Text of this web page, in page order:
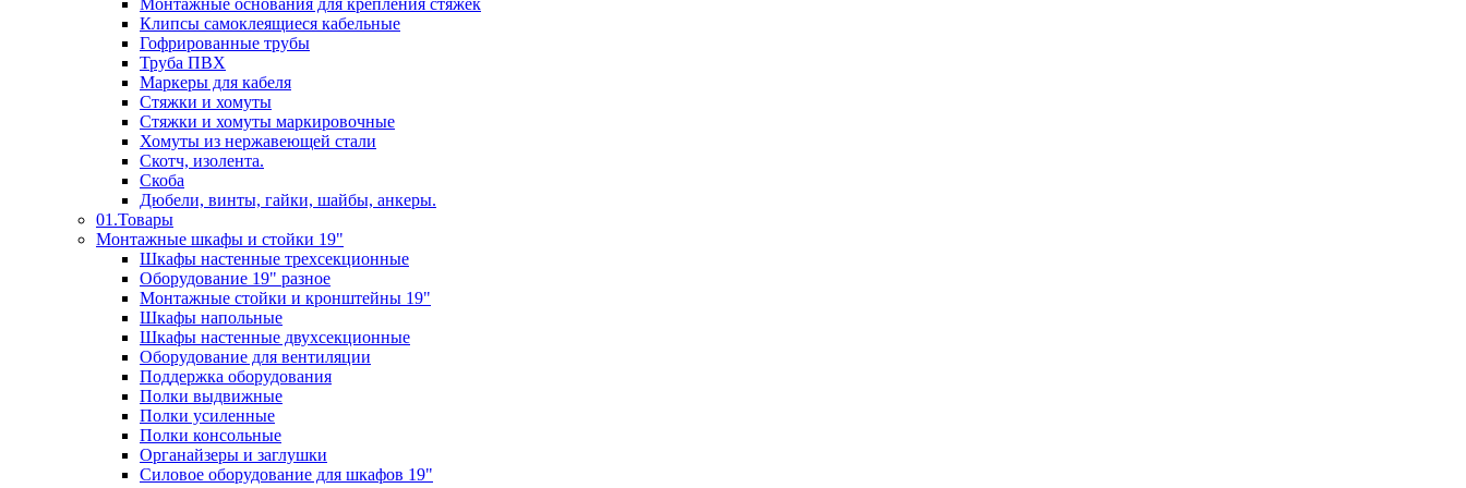
Монтажные основания для крепления стяжек
Клипсы самоклеящиеся кабельные
Гофрированные трубы
Труба ПВХ
Маркеры для кабеля
Стяжки и хомуты
Стяжки и хомуты маркировочные
Хомуты из нержавеющей стали
Скотч, изолента.
Скоба
Дюбели, винты, гайки, шайбы, анкеры.
01.Товары
Монтажные шкафы и стойки 19"
Шкафы настенные трехсекционные
Оборудование 19" разное
Монтажные стойки и кронштейны 19"
Шкафы напольные
Шкафы настенные двухсекционные
Оборудование для вентиляции
Поддержка оборудования
Полки выдвижные
Полки усиленные
Полки консольные
Органайзеры и заглушки
Силовое оборудование для шкафов 19"